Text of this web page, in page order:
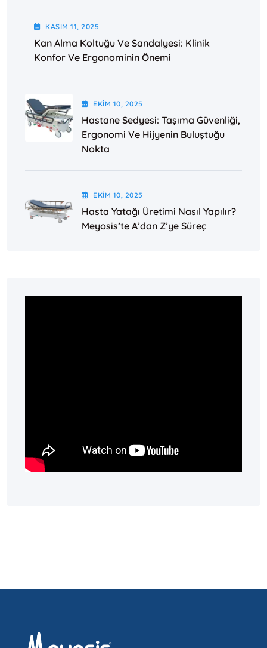
KASIM11 , 2025
Kan Alma Koltuğu Ve Sandalyesi: Klinik
Konfor Ve Ergonominin Önemi
EKIM 10 , 2025
Hastane Sedyesi: Taşıma Güvenliği,
Ergonomi Ve Hijyenin Buluştuğu
Nokta
EKIM 10 , 2025
Hasta Yatağı Üretimi Nasıl Yapılır?
Meyosis’te A’dan Z’ye Süreç